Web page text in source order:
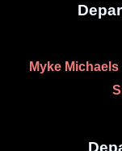
Myke Michaels